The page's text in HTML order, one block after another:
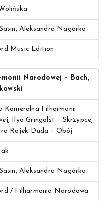
Aleksandra Nagórko
Music Edition
Narodowej – Bach,
Kameralna Filharmonii
Ilya Gringolst – Skrzypce,
Rojek-Duda – Obój
Aleksandra Nagórko
/ Filharmonia Narodowa